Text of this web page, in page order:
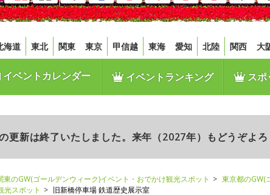
海道 東北 関東 東京 甲信越 東海 愛知 北陸 関西 大
イベントカレンダー イベントランキング スポ
更新は終了いたしました。来年（2027年）もどうぞよろ
東のGW(ゴールデンウィーク)イベント・おでかけ観光スポット
東京都のGW(
光スポット
旧新橋停車場 鉄道歴史展示室